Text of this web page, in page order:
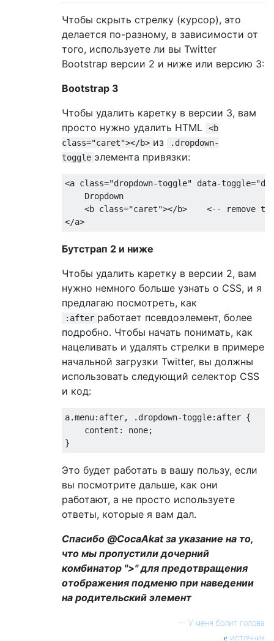
Чтобы скрыть стрелку (курсор), это
делается по-разному, в зависимости от
того, используете ли вы Twitter
Bootstrap версии 2 и ниже или версию 3:
Bootstrap 3
Чтобы удалить каретку в версии 3, вам
просто нужно удалить HTML
<b
class="caret"></b> из
.dropdown-
toggle элемента привязки:
<a class="dropdown-toggle" data-toggle=
    Dropdown
<b class="caret"></b>
</a>
Бутстрап 2 и ниже
Чтобы удалить каретку в версии 2, вам
нужно немного больше узнать о CSS, и я
предлагаю посмотреть, как
:after работает псевдоэлемент, более
подробно. Чтобы начать понимать, как
нацеливать и удалять стрелки в примере
начальной загрузки Twitter, вы должны
использовать следующий селектор CSS
и код:
a.menu: after, . dropdown-toggle: after {
content : none;
}
Это будет работать в вашу пользу, если
вы посмотрите дальше, как они
работают, а не просто используете
ответы, которые я вам дал.
Спасибо @CocaAkat за указание на то,
что мы пропустили дочерний
комбинатор ">" для предотвращения
отображения подменю при наведении
на родительский элемент
— У меня болит голова
источник